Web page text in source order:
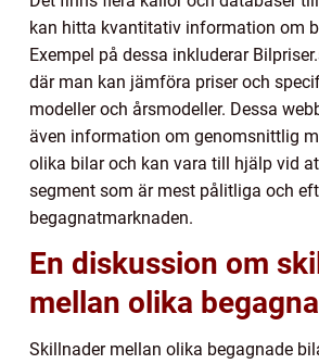
kan hitta kvantitativ information om
Exempel på dessa inkluderar
där man kan jämföra priser och
modeller och årsmodeller. Dessa
även information om genomsnittlig
olika bilar och kan vara till hjälp vid
segment som är mest pålitliga och
begagnatmarknaden.
En diskussion om
mellan olika
Skillnader mellan olika begagnade